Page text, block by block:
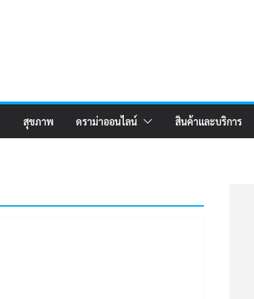
สุขภาพ ดราม่าออนไลน์ สินค้าและบริการ